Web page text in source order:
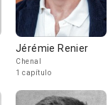
Jérémie Renier
Chenal
1 capítulo